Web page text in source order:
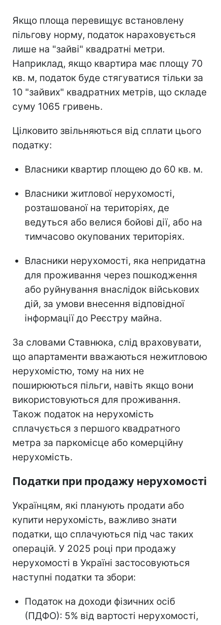
Якщо площа перевищує встановлену
пільгову норму, податок нараховується
лише на "зайві" квадратні метри.
Наприклад, якщо квартира має площу 70
кв. м, податок буде стягуватися тільки за
10 "зайвих" квадратних метрів, що складе
суму 1065 гривень.
Цілковито звільняються від сплати цього
податку:
Власники квартир площею до 60 кв. м.
Власники житлової нерухомості,
розташованої на територіях, де
ведуться або велися бойові дії, або на
тимчасово окупованих територіях.
Власники нерухомості, яка непридатна
для проживання через пошкодження
або руйнування внаслідок військових
дій, за умови внесення відповідної
інформації до Реєстру майна.
За словами Ставнюка, слід враховувати,
що апартаменти вважаються нежитловою
нерухомістю, тому на них не
поширюються пільги, навіть якщо вони
використовуються для проживання.
Також податок на нерухомість
сплачується з першого квадратного
метра за паркомісце або комерційну
нерухомість.
Податки при продажу нерухомості
Українцям, які планують продати або
купити нерухомість, важливо знати
податки, що сплачуються під час таких
операцій. У 2025 році при продажу
нерухомості в Україні застосовуються
наступні податки та збори:
Податок на доходи фізичних осіб
(ПДФО): 5% від вартості нерухомості,